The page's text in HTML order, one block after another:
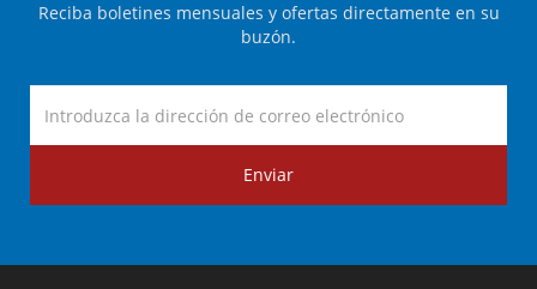
Reciba boletines mensuales y ofertas directamente en su
buzón.
Enviar